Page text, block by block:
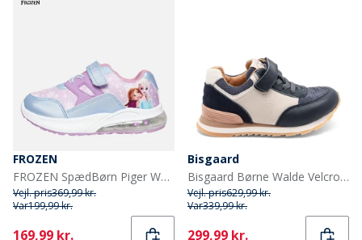
FROZEN
FROZEN SpædBørn Piger Wonder Lysende Sko Multi
Vejl. pris369,99 kr.
Var199,99 kr.
Current
169,99 kr.
Bisgaard
Bisgaard Børne Walde Velcro Sko Navy
Vejl. pris629,99 kr.
Var339,99 kr.
Current
299,99 kr.